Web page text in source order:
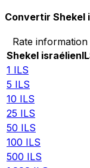
Convertir Shekel
Rate
Shekel israélien
1 ILS
5 ILS
10 ILS
25 ILS
50 ILS
100 ILS
500 ILS